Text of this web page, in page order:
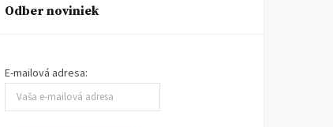
Odber noviniek
E-mailová adresa: